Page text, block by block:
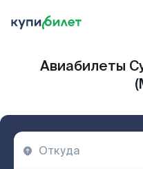
Авиабилеты